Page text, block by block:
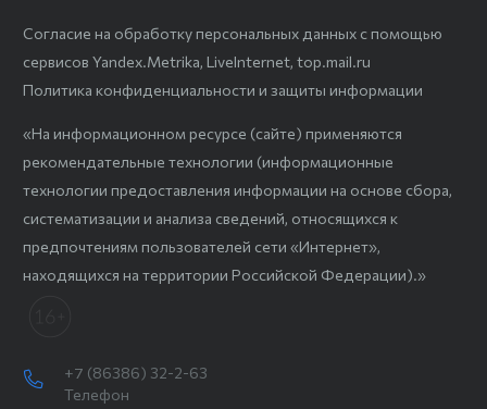
Согласие на обработку персональных данных с помощью
сервисов Yandex.Metrika, LiveInternet, top.mail.ru
Политика конфиденциальности и защиты информации
«На информационном ресурсе (сайте) применяются
рекомендательные технологии (информационные
технологии предоставления информации на основе сбора,
систематизации и анализа сведений, относящихся к
предпочтениям пользователей сети «Интернет»,
находящихся на территории Российской Федерации).»
+7 (86386) 32-2-63
Телефон